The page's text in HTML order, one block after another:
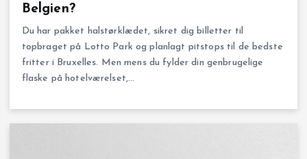
Belgien?
Du har pakket halstørklædet, sikret dig billetter til
topbraget på Lotto Park og planlagt pitstops til de bedste
fritter i Bruxelles. Men mens du fylder din genbrugelige
flaske på hotelværelset,…